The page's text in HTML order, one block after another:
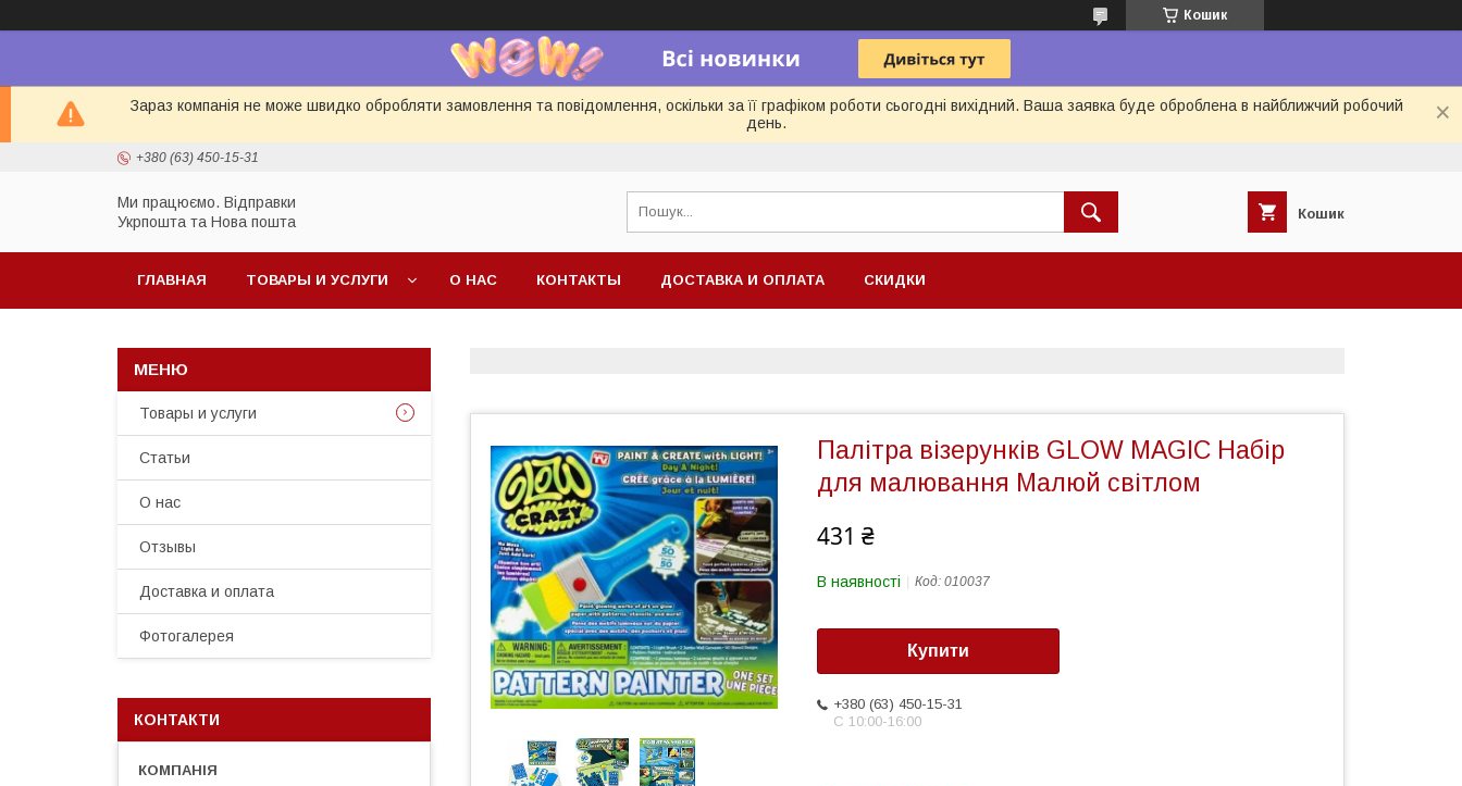
Кошик
Зараз компанія не може швидко обробляти замовлення та повідомлення, оскільки за її графіком роботи сьогодні вихідний. Ваша заявка буде оброблена в найближчий робочий
день.
+380 (63) 450-15-31
Ми працюємо. Відправки
Укрпошта та Нова пошта
Кошик
ГЛАВНАЯ ТОВАРЫ И УСЛУГИ О НАС КОНТАКТЫ ДОСТАВКА И ОПЛАТА СКИДКИ
Палітра візерунків GLOW MAGIC Набір
для малювання Малюй світлом
431 ₴
В наявності Код: 010037
Купити
+380 (63) 450-15-31
С 10:00-16:00
Товары и услуги
Статьи
О нас
Отзывы
Доставка и оплата
Фотогалерея
КОНТАКТИ